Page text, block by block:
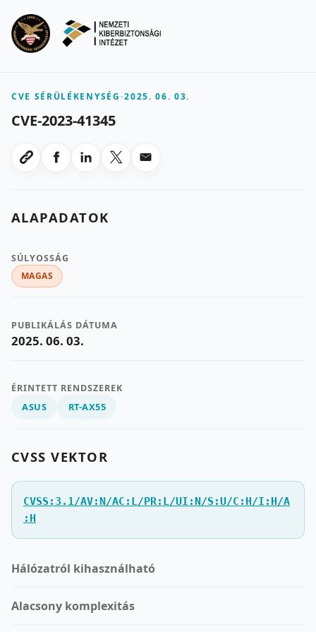
CVE SÉRÜLÉKENYSÉG-2025. 06. 03.
CVE-2023-41345
Link masolasa
Megosztas Facebookon
Megosztas LinkedInen
Megosztas X-en
Megosztas emailben
ALAPADATOK
SÚLYOSSÁG
MAGAS
PUBLIKÁLÁS DÁTUMA
2025. 06. 03.
ÉRINTETT RENDSZEREK
ASUS RT-AX55
CVSS VEKTOR
CVSS:3.1/AV:N/AC:L/PR:L/UI:N/S:U/C:H/I:H/A
:H
Hálózatról kihasználható
Alacsony komplexitás